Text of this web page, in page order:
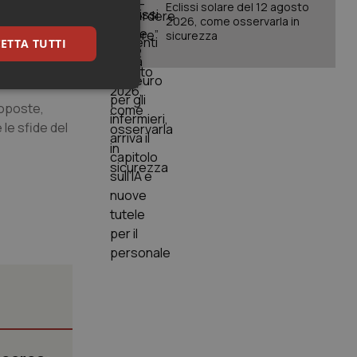
un uso
sull’uso
le sfide del
Eclissi solare del 12 agosto
2026, come osservarla in
sicurezza
TUTTI
e